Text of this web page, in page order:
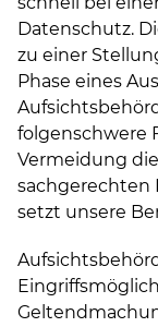
Datenschutz.
zu einer
Phase eines
folgenschwere
Vermeidung
sachgerechten
setzt unsere